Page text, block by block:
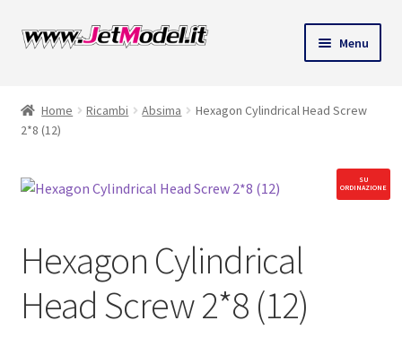
Vai
alla
Vai
Menu
Home Ricambi Absima
Hexagon Cylindrical Head Screw
2*8 (12)
SU
ORDINAZIONE
Hexagon Cylindrical
Head Screw 2*8 (12)